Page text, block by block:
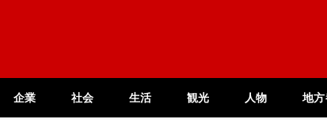
企業 社会 生活 観光 人物 地